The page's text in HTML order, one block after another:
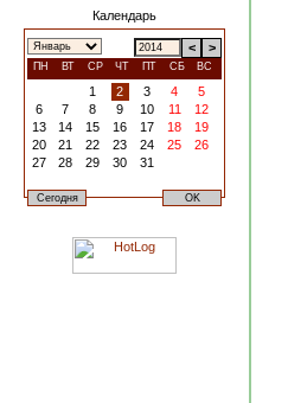
Календарь
< >
ПН ВТ СР ЧТ ПТ СБ ВС
1 2 3 4
5
6
7 8 9 10 11
12
13
14 15 16 17 18
19
20
21 22 23 24 25
26
27
28 29 30 31